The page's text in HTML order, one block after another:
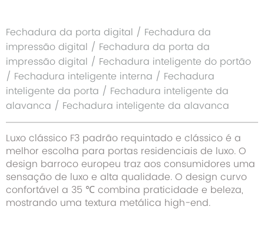
Fechadura da porta digital / Fechadura da
impressão digital / Fechadura da porta da
impressão digital / Fechadura inteligente do portão
/ Fechadura inteligente interna / Fechadura
inteligente da porta / Fechadura inteligente da
alavanca / Fechadura inteligente da alavanca
Luxo clássico F3 padrão requintado e clássico é a
melhor escolha para portas residenciais de luxo. O
design barroco europeu traz aos consumidores uma
sensação de luxo e alta qualidade. O design curvo
confortável a 35 ℃ combina praticidade e beleza,
mostrando uma textura metálica high-end.